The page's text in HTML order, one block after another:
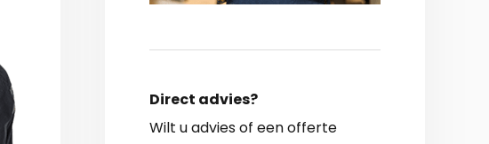
Direct advies?
Wilt u advies of een offerte